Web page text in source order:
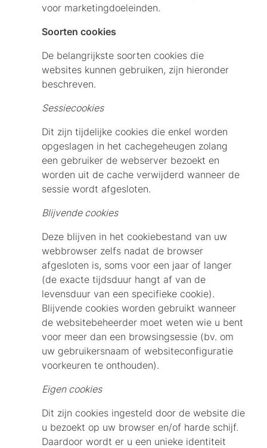
voor marketingdoeleinden.
Soorten cookies
De belangrijkste soorten cookies die
websites kunnen gebruiken, zijn hieronder
beschreven.
Sessiecookies
Dit zijn tijdelijke cookies die enkel worden
opgeslagen in het cachegeheugen zolang
een gebruiker de webserver bezoekt en
worden uit de cache verwijderd wanneer de
sessie wordt afgesloten.
Blijvende cookies
Deze blijven in het cookiebestand van uw
webbrowser zelfs nadat de browser
afgesloten is, soms voor een jaar of langer
(de exacte tijdsduur hangt af van de
levensduur van een specifieke cookie).
Blijvende cookies worden gebruikt wanneer
de websitebeheerder moet weten wie u bent
voor meer dan een browsingsessie (bv. om
uw gebruikersnaam of websiteconfiguratie
voorkeuren te onthouden).
Eigen cookies
Dit zijn cookies ingesteld door de website die
u bezoekt op uw browser en/of harde schijf.
Daardoor wordt er u een unieke identiteit